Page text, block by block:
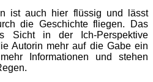
ist auch hier flüssig und lässt
die Geschichte fliegen. Das
Sicht in der Ich-Perspektive
Autorin mehr auf die Gabe ein
Informationen und stehen